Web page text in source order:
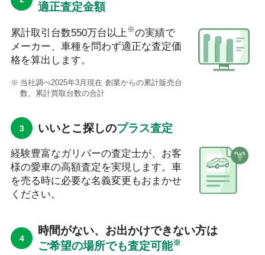
適正査定金額
累計取引台数550万台以上 ※の実績で
メーカー、車種を問わず適正な査定価
格を算出します。
当社調べ2025年3月現在 創業からの累計販売台
数、累計買取台数の合計
いいとこ探しのプラス査定
経験豊富なガリバーの査定士が、お客
様の愛車の高額査定を実現します。車
を売る時に必要な名義変更もおまかせ
ください。
時間がない、お出かけできない方は
ご希望の場所でも査定可能※